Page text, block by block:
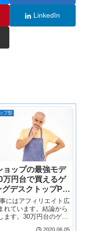
LinkedIn
プ型
ョップの最強モデ
万円台で買えるゲ
グデスクトップPC
モデル7選
にはアフィリエイト広
れています。結論から
ます。30万円台のゲー
2020.06.05